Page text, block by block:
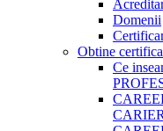
Domenii
Obtine
Ce